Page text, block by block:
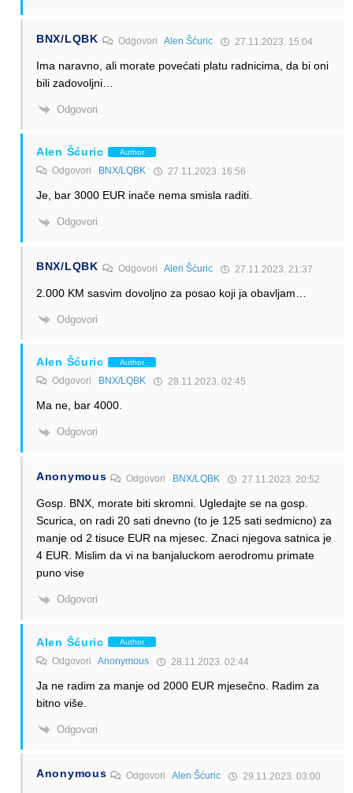
BNX/LQBK Odgovori Alen Šćuric 27.11.2023. 15:04
Ima naravno, ali morate povećati platu radnicima, da bi oni
bili zadovoljni…
Odgovori
Alen Šćuric Author
Odgovori BNX/LQBK 27.11.2023. 16:56
Je, bar 3000 EUR inače nema smisla raditi.
Odgovori
BNX/LQBK Odgovori Alen Šćuric 27.11.2023. 21:37
2.000 KM sasvim dovoljno za posao koji ja obavljam…
Odgovori
Alen Šćuric Author
Odgovori BNX/LQBK 28.11.2023. 02:45
Ma ne, bar 4000.
Odgovori
Anonymous Odgovori BNX/LQBK 27.11.2023. 20:52
Gosp. BNX, morate biti skromni. Ugledajte se na gosp.
Scurica, on radi 20 sati dnevno (to je 125 sati sedmicno) za
manje od 2 tisuce EUR na mjesec. Znaci njegova satnica je
4 EUR. Mislim da vi na banjaluckom aerodromu primate
puno vise
Odgovori
Alen Šćuric Author
Odgovori Anonymous 28.11.2023. 02:44
Ja ne radim za manje od 2000 EUR mjesečno. Radim za
bitno više.
Odgovori
Anonymous OdgovoriAlen Šćuric 29.11.2023. 03:00